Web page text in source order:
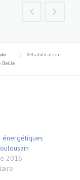
Réhabilitation
Beille
énergétiques
2016